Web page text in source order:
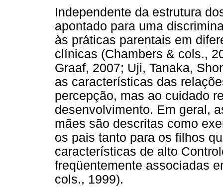
Independente da estrutura
apontado para uma
às práticas parentais em
clínicas (Chambers & cols.,
Graaf, 2007; Uji, Tanaka,
as características das
percepção, mas ao cuidado
desenvolvimento. Em geral,
mães são descritas como
os pais tanto para os filhos
características de alto
freqüentemente associadas
cols., 1999).